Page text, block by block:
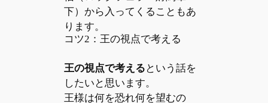
下）から入ってくることもあ
ります。
コツ2：王の視点で考える
王の視点で考えるという話を
したいと思います。
王様は何を恐れ何を望むの